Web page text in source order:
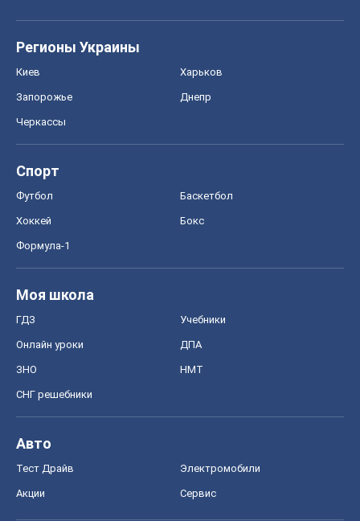
Регионы Украины
Киев Харьков
Запорожье Днепр
Черкассы
Спорт
Футбол Баскетбол
Хоккей Бокс
Формула-1
Моя школа
ГДЗ Учебники
Онлайн уроки ДПА
ЗНО НМТ
СНГ решебники
Авто
Тест Драйв Электромобили
Акции Сервис